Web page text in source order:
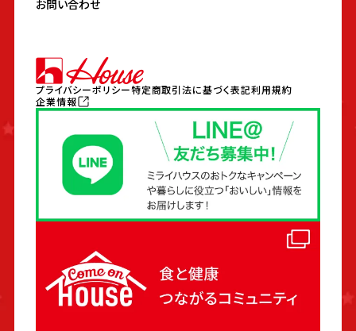
プライバシーポリシー特定商取引法に基づく表記利用規約
企業情報
お問い合わせ